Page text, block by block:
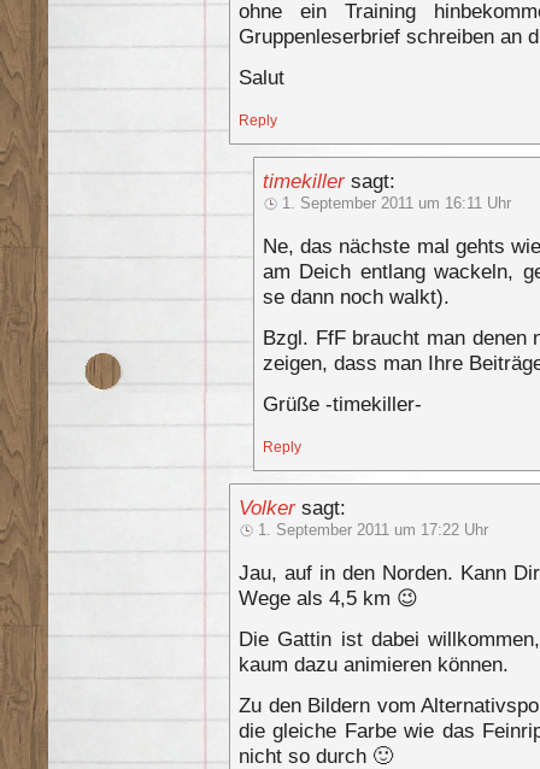
ohne ein Training
Gruppenleserbrief schreiben an
Salut
Reply
timekiller sagt:
1. September 2011 um 16:11 Uhr
Ne, das nächste mal gehts
am Deich entlang wackeln,
se dann noch walkt).
Bzgl. FfF braucht man denen
zeigen, dass man Ihre
Grüße -timekiller-
Reply
Volker sagt:
1. September 2011 um 17:22 Uhr
Jau, auf in den Norden. Kann
Wege als 4,5 km 😉
Die Gattin ist dabei
kaum dazu animieren können.
Zu den Bildern vom
die gleiche Farbe wie das
nicht so durch 🙂